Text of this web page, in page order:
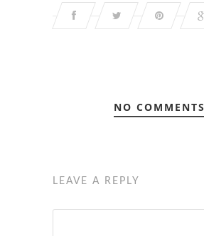
NO COMMENTS
LEAVE A REPLY